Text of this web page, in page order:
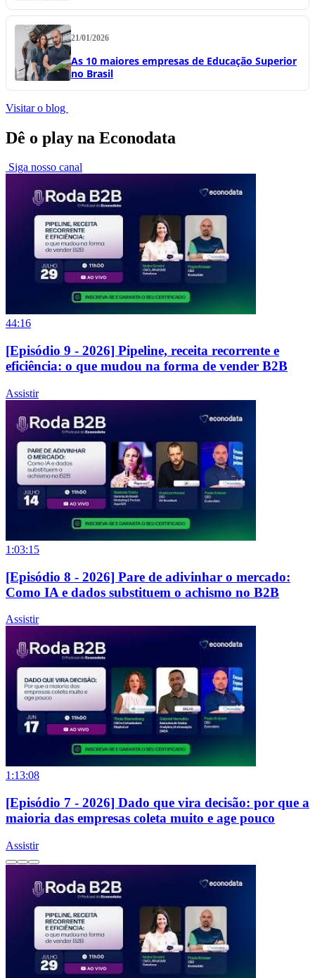
21/01/2026
As 10 maiores empresas de Educação Superior
no Brasil
Visitar o blog
Dê o play na Econodata
Siga nosso canal
44:16
[Episódio 9 - 2026] Pipeline, receita recorrente e
eficiência: o que mudou na forma de vender B2B
Assistir
1:03:15
[Episódio 8 - 2026] Pare de adivinhar o mercado:
Como IA e dados substituem o achismo no B2B
Assistir
1:13:08
[Episódio 7 - 2026] Dado que vira decisão: por que a
maioria das empresas coleta muito e age pouco
Assistir